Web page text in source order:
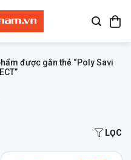
được gắn thẻ “Poly Savi
LỌC